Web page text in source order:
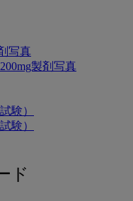
写真
製剤写真
験）
験）
ド